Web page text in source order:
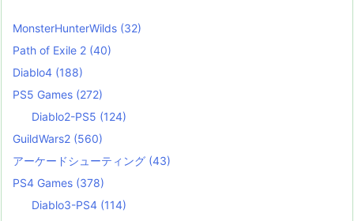
MonsterHunterWilds (32)
Path of Exile 2 (40)
Diablo4 (188)
PS5 Games (272)
Diablo2-PS5 (124)
GuildWars2 (560)
アーケードシューティング (43)
PS4 Games (378)
Diablo3-PS4 (114)